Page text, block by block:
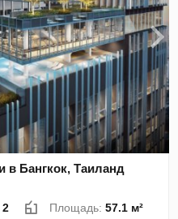
в Бангкок, Таиланд
2 Площадь:57.1 м²